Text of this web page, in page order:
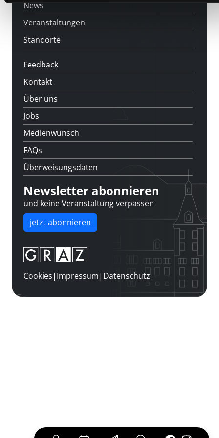
News
Veranstaltungen
Standorte
Feedback
Kontakt
Über uns
Jobs
Medienwunsch
FAQs
Überweisungsdaten
Newsletter abonnieren
und keine Veranstaltung verpassen
jetzt abonnieren
Cookies| Impressum| Datenschutz